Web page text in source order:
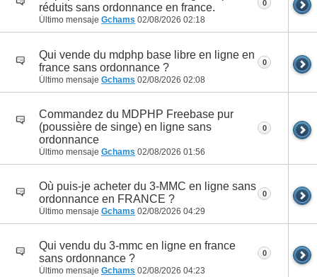
réduits sans ordonnance en france.
Último mensaje Gchams 02/08/2026 02:18
0
Qui vende du mdphp base libre en ligne en
france sans ordonnance ?
Último mensaje Gchams 02/08/2026 02:08
0
Commandez du MDPHP Freebase pur
(poussière de singe) en ligne sans
ordonnance
Último mensaje Gchams 02/08/2026 01:56
0
Où puis-je acheter du 3-MMC en ligne sans
ordonnance en FRANCE ?
Último mensaje Gchams 02/08/2026 04:29
0
Qui vendu du 3-mmc en ligne en france
sans ordonnance ?
Último mensaje Gchams 02/08/2026 04:23
0